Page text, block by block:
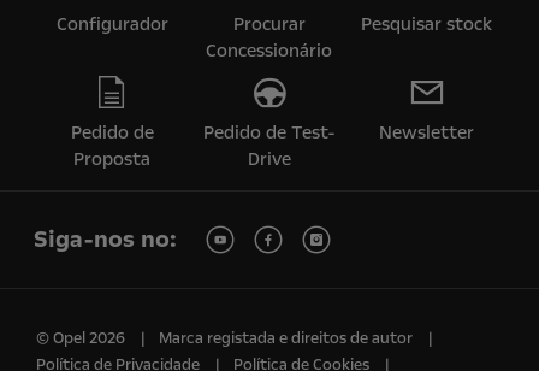
Configurador
Procurar
Concessionário
Pesquisar stock
Pedido de
Proposta
Pedido de Test-
Drive
Newsletter
Siga-nos no:
© Opel 2026
Marca registada e direitos de autor
Política de Privacidade
Política de Cookies